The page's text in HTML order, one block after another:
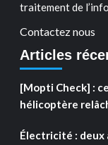
traitement de
Contactez nous
Articles
[Mopti Check] :
hélicoptère
Électricité : deux